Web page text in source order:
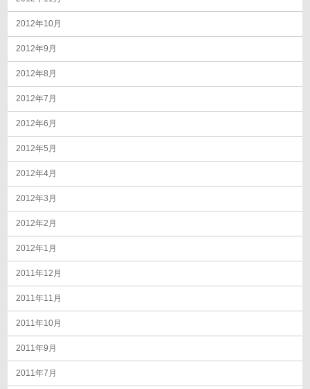
2012年10月
2012年9月
2012年8月
2012年7月
2012年6月
2012年5月
2012年4月
2012年3月
2012年2月
2012年1月
2011年12月
2011年11月
2011年10月
2011年9月
2011年7月